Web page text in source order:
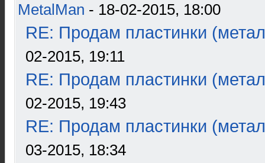
MetalMan - 18-02-2015, 18:00
RE: Продам пластинки
02-2015, 19:11
RE: Продам пластинки
02-2015, 19:43
RE: Продам пластинки
03-2015, 18:34